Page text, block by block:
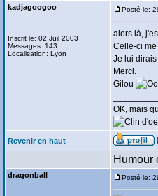
kadjagoogoo
Inscrit le: 02 Juil 2003
Messages: 143
Localisation: Lyon
Posté le:
alors là,
Celle-ci
Je lui
Merci.
Gilou
OK, mais
Revenir en haut
Humour
dragonball Posté le: